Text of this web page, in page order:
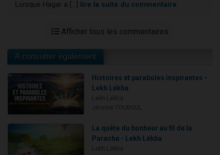
Lorsque Hagar a [...] lire la suite du commentaire
Afficher tous les commentaires
A consulter également
Histoires et paraboles inspirantes -
Lekh Lékha
La quête du bonheur au fil de la
Paracha - Lekh Lékha